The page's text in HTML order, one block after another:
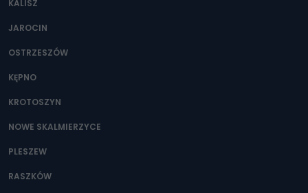
Można to zrobić pod numerem telefonu 62 735-51-05 lub
KALISZ
JAROCIN
OSTRZESZÓW
KĘPNO
KROTOSZYN
NOWE SKALMIERZYCE
PLESZEW
RASZKÓW